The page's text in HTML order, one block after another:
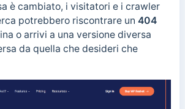
è cambiato, i visitatori e i crawler
potrebbero riscontrare un 404
o arrivi a una versione diversa
da quella che desideri che